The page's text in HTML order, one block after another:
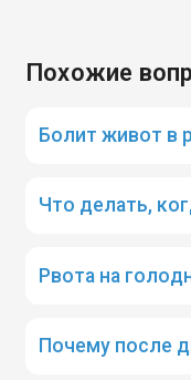
Похожие
Болит живот в
Что делать,
Рвота на
Почему после